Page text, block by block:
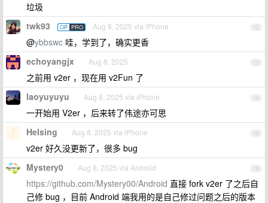
垃圾
12
twk93 OP PRO Aug 8, 2025 via iPhone
@ybbswc 哇，学到了，确实更香
13
echoyangjx Aug 8, 2025
之前用 v2er ，现在用 v2Fun 了
14
laoyuyuyu Aug 8, 2025 via iPhone
一开始用 V2er ，后来转了伟途亦可思
15
Helsing Aug 8, 2025 via iPhone
v2er 好久没更新了，很多 bug
16
Mystery0 Aug 8, 2025 via Android
https://github.com/Mystery00/Android 直接 fork v2er 了之后自
己修 bug ，目前 Android 端我用的是自己修过问题之后的版本